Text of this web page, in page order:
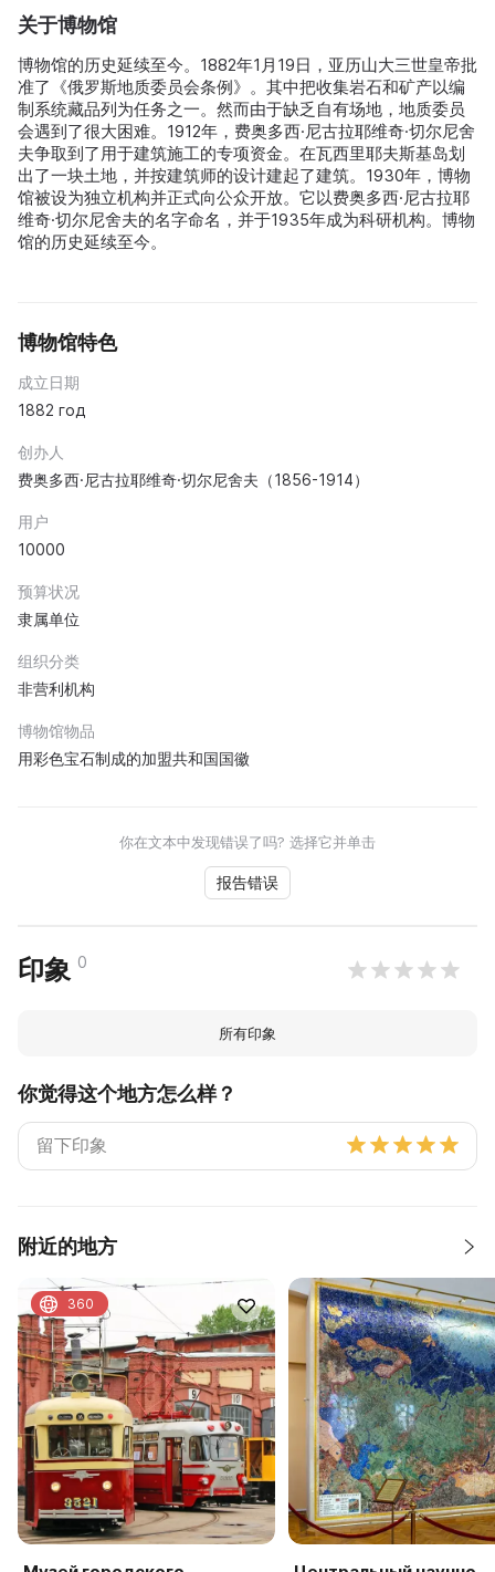
关于博物馆
博物馆的历史延续至今。1882年1月19日，亚历山大三世皇帝批
准了《俄罗斯地质委员会条例》。其中把收集岩石和矿产以编
制系统藏品列为任务之一。然而由于缺乏自有场地，地质委员
会遇到了很大困难。1912年，费奥多西·尼古拉耶维奇·切尔尼舍
夫争取到了用于建筑施工的专项资金。在瓦西里耶夫斯基岛划
出了一块土地，并按建筑师的设计建起了建筑。1930年，博物
馆被设为独立机构并正式向公众开放。它以费奥多西·尼古拉耶
维奇·切尔尼舍夫的名字命名，并于1935年成为科研机构。博物
馆的历史延续至今。
博物馆特色
成立日期
1882 год
创办人
费奥多西·尼古拉耶维奇·切尔尼舍夫（1856-1914）
用户
10000
预算状况
隶属单位
组织分类
非营利机构
博物馆物品
用彩色宝石制成的加盟共和国国徽
你在文本中发现错误了吗? 选择它并单击
报告错误
印象 0
所有印象
你觉得这个地方怎么样？
附近的地方
360